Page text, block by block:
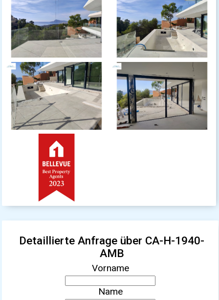
Detaillierte Anfrage über CA-H-1940-
AMB
Vorname
Name